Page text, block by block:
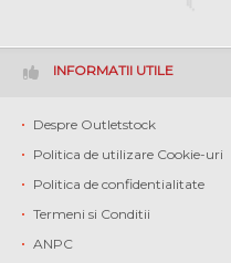
INFORMATII UTILE
Despre Outletstock
Politica de utilizare Cookie-uri
Politica de confidentialitate
Termeni si Conditii
ANPC